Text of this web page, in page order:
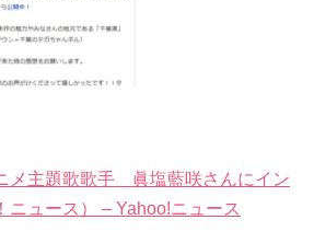
メ主題歌歌手 眞塩藍咲さんにイン
ニュース） – Yahoo!ニュース